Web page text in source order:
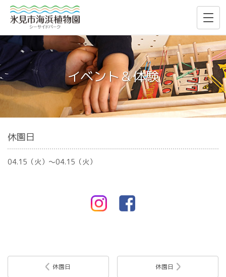
イベント＆体験
休園日
04.15（火）〜04.15（火）
休園日 休園日